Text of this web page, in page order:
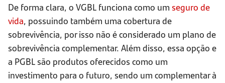
De forma clara, o VGBL funciona como um seguro de
vida, possuindo também uma cobertura de
sobrevivência, por isso não é considerado um plano de
sobrevivência complementar. Além disso, essa opção e
a PGBL são produtos oferecidos como um
investimento para o futuro, sendo um complementar à